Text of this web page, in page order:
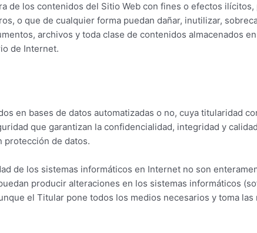
de los contenidos del Sitio Web con fines o efectos
o que de cualquier forma puedan dañar, inutilizar,
archivos y toda clase de contenidos almacenados
de Internet.
en bases de datos automatizadas o no, cuya titularidad
que garantizan la confidencialidad, integridad y
protección de datos.
de los sistemas informáticos en Internet no son
producir alteraciones en los sistemas informáticos
el Titular pone todos los medios necesarios y toma